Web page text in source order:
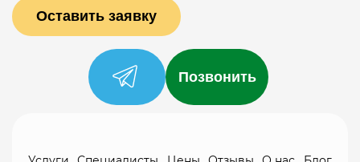
Позвонить